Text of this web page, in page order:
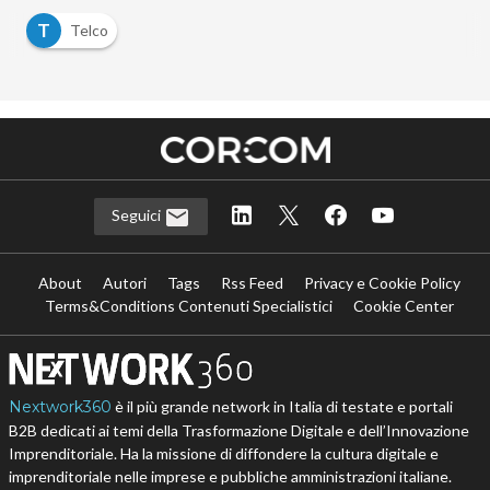
T
Telco
Seguici
About Autori Tags Rss Feed
Privacy e Cookie Policy
Terms&Conditions Contenuti Specialistici
Cookie Center
Nextwork360 è il più grande network in Italia di testate e portali
B2B dedicati ai temi della Trasformazione Digitale e dell’Innovazione
Imprenditoriale. Ha la missione di diffondere la cultura digitale e
imprenditoriale nelle imprese e pubbliche amministrazioni italiane.